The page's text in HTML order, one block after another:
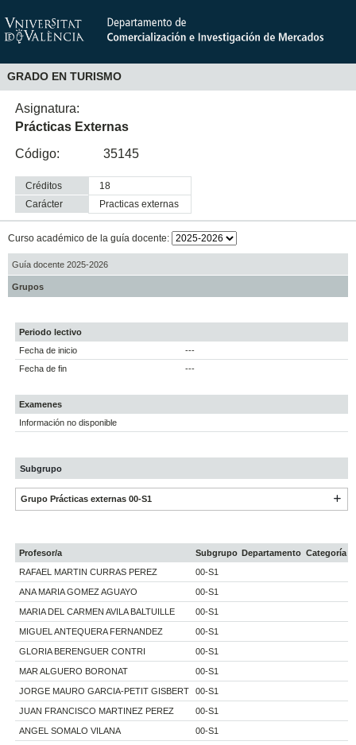
GRADO EN TURISMO
Asignatura:
Prácticas Externas
Código:
35145
Créditos
18
Carácter
practicas externas
Curso académico de la guía docente:
Guía docente 2025-2026
Grupos
Periodo lectivo
Fecha de inicio
---
Fecha de fin
---
Examenes
Información no disponible
Subgrupo
Grupo Prácticas externas 00-S1
Profesor/a Subgrupo Departamento Categoría
RAFAEL MARTIN CURRAS PEREZ
00-S1
ANA MARIA GOMEZ AGUAYO 00-S1
MARIA DEL CARMEN AVILA BALTUILLE 00-S1
MIGUEL ANTEQUERA FERNANDEZ 00-S1
GLORIA BERENGUER CONTRI 00-S1
MAR ALGUERO BORONAT 00-S1
JORGE MAURO GARCIA-PETIT GISBERT 00-S1
JUAN FRANCISCO MARTINEZ PEREZ 00-S1
ANGEL SOMALO VILANA 00-S1